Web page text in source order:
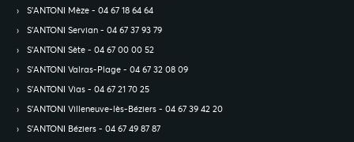
S’ANTONI Mèze - 04 67 18 64 64
S’ANTONI Servian - 04 67 37 93 79
S’ANTONI Sète - 04 67 00 00 52
S’ANTONI Valras-Plage - 04 67 32 08 09
S’ANTONI Vias - 04 67 21 70 25
S’ANTONI Villeneuve-lès-Béziers - 04 67 39 42 20
S’ANTONI Béziers - 04 67 49 87 87